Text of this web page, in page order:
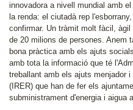
innovadora a nivell mundial amb
la renda: el ciutadà rep
confirmar. Un tràmit molt fàcil,
de 20 milions de persones. Anem
bona pràctica amb els ajuts
amb tota la informació que té
treballant amb els ajuts menjador
(IRER) que han de fer els
subministrament d'energia i aigua